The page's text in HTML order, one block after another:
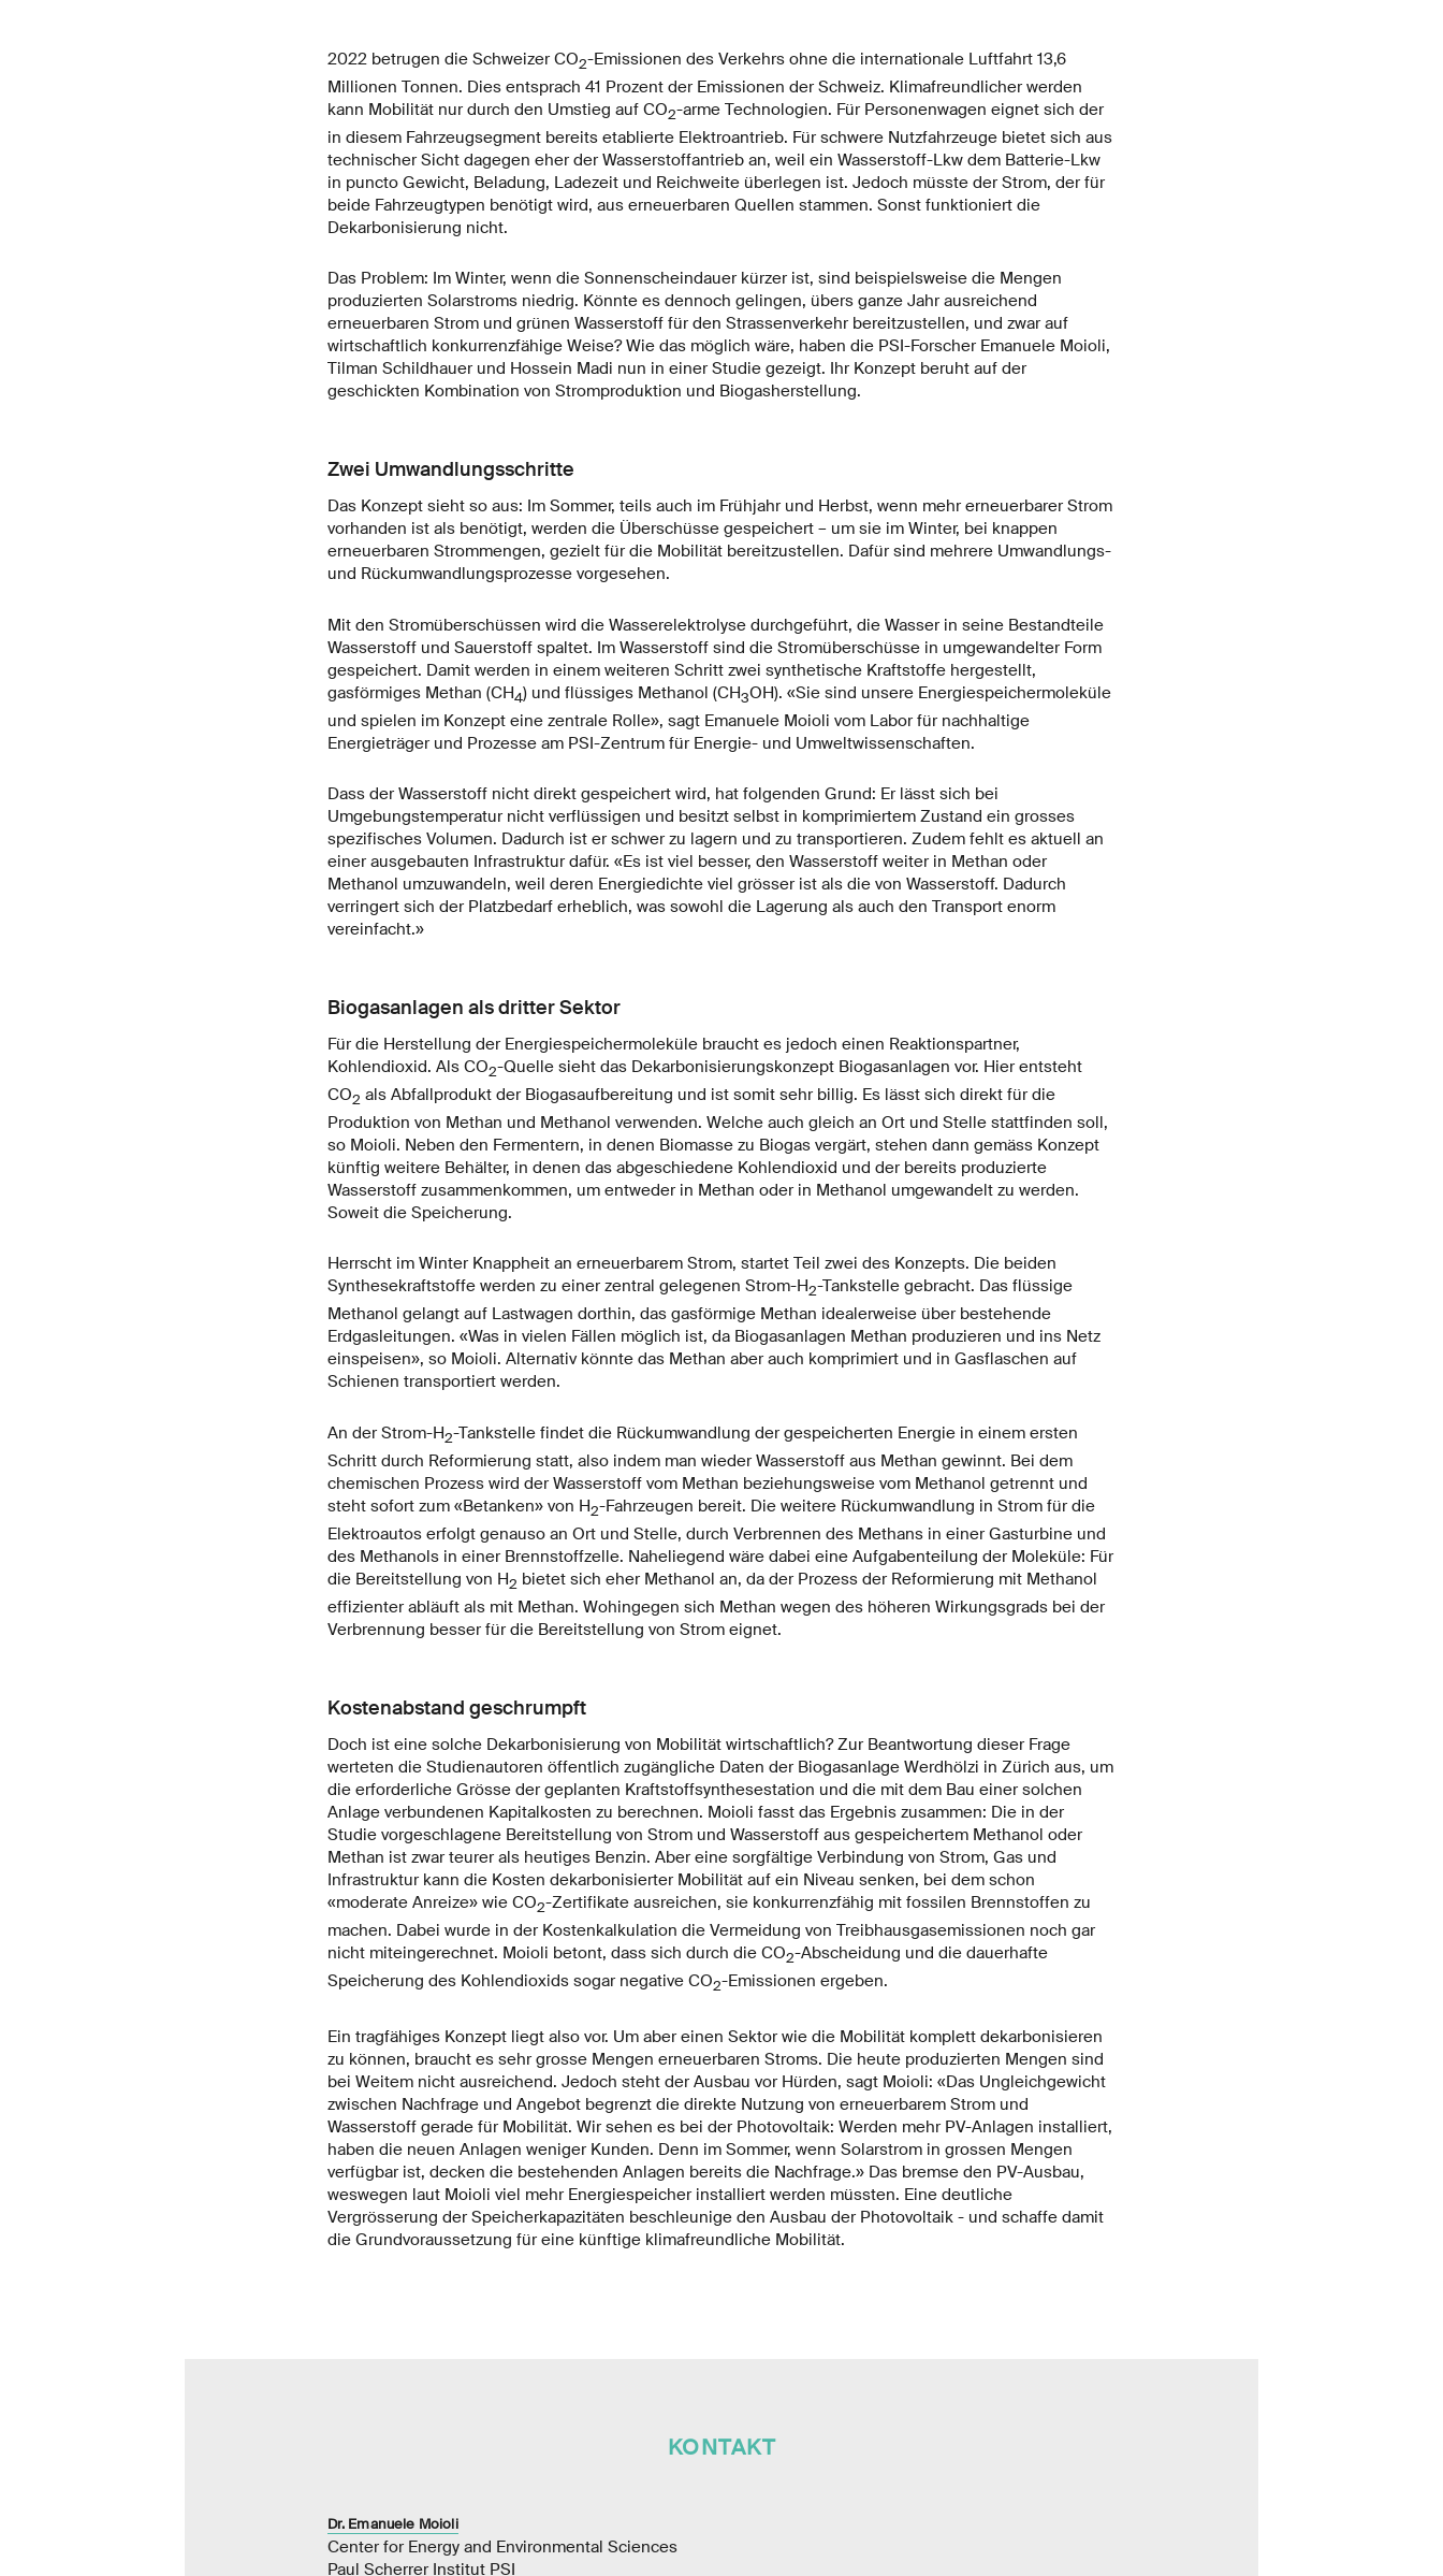
2022 betrugen die Schweizer CO2-Emissionen des Verkehrs ohne die internationale Luftfahrt 13,6
Millionen Tonnen. Dies entsprach 41 Prozent der Emissionen der Schweiz. Klimafreundlicher werden
kann Mobilität nur durch den Umstieg auf CO2-arme Technologien. Für Personenwagen eignet sich der
in diesem Fahrzeugsegment bereits etablierte Elektroantrieb. Für schwere Nutzfahrzeuge bietet sich aus
technischer Sicht dagegen eher der Wasserstoffantrieb an, weil ein Wasserstoff-Lkw dem Batterie-Lkw
in puncto Gewicht, Beladung, Ladezeit und Reichweite überlegen ist. Jedoch müsste der Strom, der für
beide Fahrzeugtypen benötigt wird, aus erneuerbaren Quellen stammen. Sonst funktioniert die
Dekarbonisierung nicht.
Das Problem: Im Winter, wenn die Sonnenscheindauer kürzer ist, sind beispielsweise die Mengen
produzierten Solarstroms niedrig. Könnte es dennoch gelingen, übers ganze Jahr ausreichend
erneuerbaren Strom und grünen Wasserstoff für den Strassenverkehr bereitzustellen, und zwar auf
wirtschaftlich konkurrenzfähige Weise? Wie das möglich wäre, haben die PSI-Forscher Emanuele Moioli,
Tilman Schildhauer und Hossein Madi nun in einer Studie gezeigt. Ihr Konzept beruht auf der
geschickten Kombination von Stromproduktion und Biogasherstellung.
Zwei Umwandlungsschritte
Das Konzept sieht so aus: Im Sommer, teils auch im Frühjahr und Herbst, wenn mehr erneuerbarer Strom
vorhanden ist als benötigt, werden die Überschüsse gespeichert – um sie im Winter, bei knappen
erneuerbaren Strommengen, gezielt für die Mobilität bereitzustellen. Dafür sind mehrere Umwandlungs-
und Rückumwandlungsprozesse vorgesehen.
Mit den Stromüberschüssen wird die Wasserelektrolyse durchgeführt, die Wasser in seine Bestandteile
Wasserstoff und Sauerstoff spaltet. Im Wasserstoff sind die Stromüberschüsse in umgewandelter Form
gespeichert. Damit werden in einem weiteren Schritt zwei synthetische Kraftstoffe hergestellt,
gasförmiges Methan (CH4) und flüssiges Methanol (CH3OH). «Sie sind unsere Energiespeichermoleküle
und spielen im Konzept eine zentrale Rolle», sagt Emanuele Moioli vom Labor für nachhaltige
Energieträger und Prozesse am PSI-Zentrum für Energie- und Umweltwissenschaften.
Dass der Wasserstoff nicht direkt gespeichert wird, hat folgenden Grund: Er lässt sich bei
Umgebungstemperatur nicht verflüssigen und besitzt selbst in komprimiertem Zustand ein grosses
spezifisches Volumen. Dadurch ist er schwer zu lagern und zu transportieren. Zudem fehlt es aktuell an
einer ausgebauten Infrastruktur dafür. «Es ist viel besser, den Wasserstoff weiter in Methan oder
Methanol umzuwandeln, weil deren Energiedichte viel grösser ist als die von Wasserstoff. Dadurch
verringert sich der Platzbedarf erheblich, was sowohl die Lagerung als auch den Transport enorm
vereinfacht.»
Biogasanlagen als dritter Sektor
Für die Herstellung der Energiespeichermoleküle braucht es jedoch einen Reaktionspartner,
Kohlendioxid. Als CO2-Quelle sieht das Dekarbonisierungskonzept Biogasanlagen vor. Hier entsteht
CO2 als Abfallprodukt der Biogasaufbereitung und ist somit sehr billig. Es lässt sich direkt für die
Produktion von Methan und Methanol verwenden. Welche auch gleich an Ort und Stelle stattfinden soll,
so Moioli. Neben den Fermentern, in denen Biomasse zu Biogas vergärt, stehen dann gemäss Konzept
künftig weitere Behälter, in denen das abgeschiedene Kohlendioxid und der bereits produzierte
Wasserstoff zusammenkommen, um entweder in Methan oder in Methanol umgewandelt zu werden.
Soweit die Speicherung.
Herrscht im Winter Knappheit an erneuerbarem Strom, startet Teil zwei des Konzepts. Die beiden
Synthesekraftstoffe werden zu einer zentral gelegenen Strom-H2-Tankstelle gebracht. Das flüssige
Methanol gelangt auf Lastwagen dorthin, das gasförmige Methan idealerweise über bestehende
Erdgasleitungen. «Was in vielen Fällen möglich ist, da Biogasanlagen Methan produzieren und ins Netz
einspeisen», so Moioli. Alternativ könnte das Methan aber auch komprimiert und in Gasflaschen auf
Schienen transportiert werden.
An der Strom-H2-Tankstelle findet die Rückumwandlung der gespeicherten Energie in einem ersten
Schritt durch Reformierung statt, also indem man wieder Wasserstoff aus Methan gewinnt. Bei dem
chemischen Prozess wird der Wasserstoff vom Methan beziehungsweise vom Methanol getrennt und
steht sofort zum «Betanken» von H2-Fahrzeugen bereit. Die weitere Rückumwandlung in Strom für die
Elektroautos erfolgt genauso an Ort und Stelle, durch Verbrennen des Methans in einer Gasturbine und
des Methanols in einer Brennstoffzelle. Naheliegend wäre dabei eine Aufgabenteilung der Moleküle: Für
die Bereitstellung von H2 bietet sich eher Methanol an, da der Prozess der Reformierung mit Methanol
effizienter abläuft als mit Methan. Wohingegen sich Methan wegen des höheren Wirkungsgrads bei der
Verbrennung besser für die Bereitstellung von Strom eignet.
Kostenabstand geschrumpft
Doch ist eine solche Dekarbonisierung von Mobilität wirtschaftlich? Zur Beantwortung dieser Frage
werteten die Studienautoren öffentlich zugängliche Daten der Biogasanlage Werdhölzi in Zürich aus, um
die erforderliche Grösse der geplanten Kraftstoffsynthesestation und die mit dem Bau einer solchen
Anlage verbundenen Kapitalkosten zu berechnen. Moioli fasst das Ergebnis zusammen: Die in der
Studie vorgeschlagene Bereitstellung von Strom und Wasserstoff aus gespeichertem Methanol oder
Methan ist zwar teurer als heutiges Benzin. Aber eine sorgfältige Verbindung von Strom, Gas und
Infrastruktur kann die Kosten dekarbonisierter Mobilität auf ein Niveau senken, bei dem schon
«moderate Anreize» wie CO2-Zertifikate ausreichen, sie konkurrenzfähig mit fossilen Brennstoffen zu
machen. Dabei wurde in der Kostenkalkulation die Vermeidung von Treibhausgasemissionen noch gar
nicht miteingerechnet. Moioli betont, dass sich durch die CO2-Abscheidung und die dauerhafte
Speicherung des Kohlendioxids sogar negative CO2-Emissionen ergeben.
Ein tragfähiges Konzept liegt also vor. Um aber einen Sektor wie die Mobilität komplett dekarbonisieren
zu können, braucht es sehr grosse Mengen erneuerbaren Stroms. Die heute produzierten Mengen sind
bei Weitem nicht ausreichend. Jedoch steht der Ausbau vor Hürden, sagt Moioli: «Das Ungleichgewicht
zwischen Nachfrage und Angebot begrenzt die direkte Nutzung von erneuerbarem Strom und
Wasserstoff gerade für Mobilität. Wir sehen es bei der Photovoltaik: Werden mehr PV-Anlagen installiert,
haben die neuen Anlagen weniger Kunden. Denn im Sommer, wenn Solarstrom in grossen Mengen
verfügbar ist, decken die bestehenden Anlagen bereits die Nachfrage.» Das bremse den PV-Ausbau,
weswegen laut Moioli viel mehr Energiespeicher installiert werden müssten. Eine deutliche
Vergrösserung der Speicherkapazitäten beschleunige den Ausbau der Photovoltaik - und schaffe damit
die Grundvoraussetzung für eine künftige klimafreundliche Mobilität.
KONTAKT
Dr. Emanuele Moioli
Center for Energy and Environmental Sciences
Paul Scherrer Institut PSI